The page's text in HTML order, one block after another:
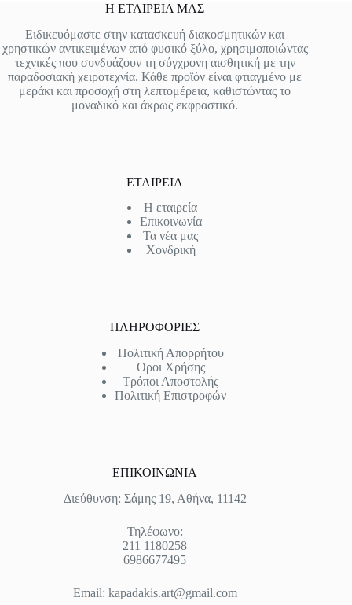
Η ΕΤΑΙΡΕΙΑ ΜΑΣ
Ειδικευόμαστε στην κατασκευή διακοσμητικών και
χρηστικών αντικειμένων από φυσικό ξύλο, χρησιμοποιώντας
τεχνικές που συνδυάζουν τη σύγχρονη αισθητική με την
παραδοσιακή χειροτεχνία. Κάθε προϊόν είναι φτιαγμένο με
μεράκι και προσοχή στη λεπτομέρεια, καθιστώντας το
μοναδικό και άκρως εκφραστικό.
ΕΤΑΙΡΕΙΑ
Η εταιρεία
Επικοινωνία
Τα νέα μας
Χονδρική
ΠΛΗΡΟΦΟΡΙΕΣ
Πολιτική Απορρήτου
Οροι Χρήσης
Τρόποι Αποστολής
Πολιτική Επιστροφών
ΕΠΙΚΟΙΝΩΝΙΑ
Διεύθυνση: Σάμης 19, Αθήνα, 11142
Τηλέφωνο:
211 1180258
6986677495
Email: kapadakis.art@gmail.com